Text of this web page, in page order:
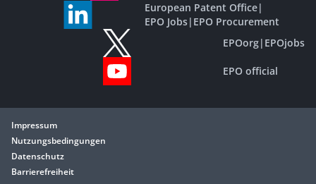
European Patent Office|
EPO Jobs| EPO Procurement
EPOorg| EPOjobs
EPO official
Impressum
Nutzungsbedingungen
Datenschutz
Barrierefreiheit